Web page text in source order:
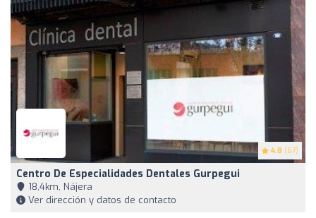
4.8 (67)
Centro De Especialidades Dentales Gurpegui
18,4km, Nájera
Ver dirección y datos de contacto